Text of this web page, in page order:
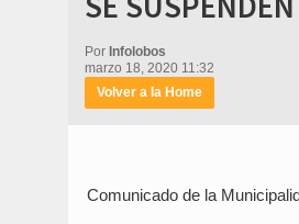
Por Infolobos
marzo 18, 2020 11:32
Volver a la Home
Comunicado de la